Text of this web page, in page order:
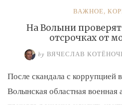
ВАЖНОЕ,
На Волыни
отсрочках от
by ВЯЧЕСЛАВ
После скандала с
Волынская областная